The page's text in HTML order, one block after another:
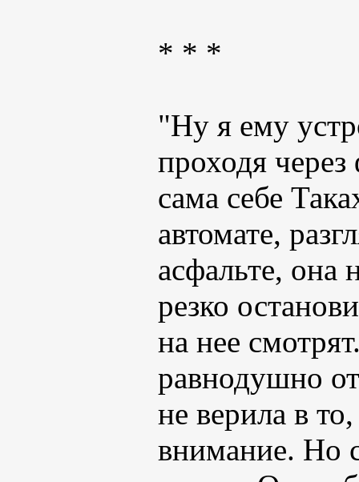
* * *
"Ну я ему
проходя
сама себе
автомате,
асфальте, она
резко
на нее
равнодушно
не верила в
внимание. Но